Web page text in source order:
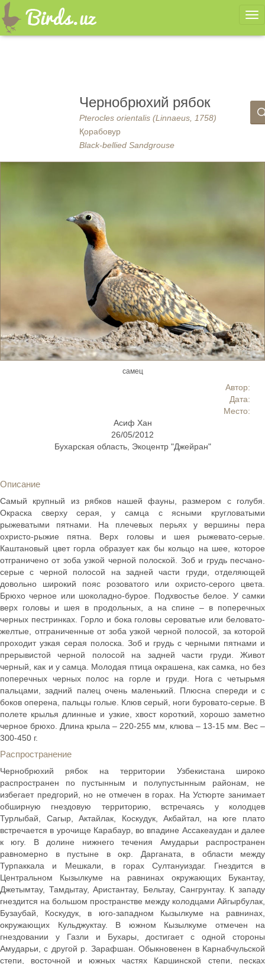
Чернобрюхий рябок
Pterocles orientalis (Linnaeus, 1758)
Қорабовур
Black-bellied Sandgrouse
Автор:
Дата:
Место:
Асиф Хан
26/05/2012
Бухарская область, Экоцентр "Джейран"
самец
Описание
Самый крупный из рябков нашей фауны, размером с голубя.
Окраска сверху серая, у самца с ясными кругловатыми
рыжеватыми пятнами. На плечевых перьях у вершины пера
охристо-рыжие пятна. Верх головы и шея рыжевато-серые.
Каштановый цвет горла образует как бы кольцо на шее, которое
отграничено от зоба узкой черной полоской. Зоб и грудь песчано-
серые с черной полосой на задней части груди, отделяющей
довольно широкий пояс розоватого или охристо-серого цвета.
Брюхо черное или шоколадно-бурое. Подхвостье белое. У самки
верх головы и шея в продольных, а на спине – в поперечных
черных пестринках. Горло и бока головы сероватые или беловато-
желтые, отграниченные от зоба узкой черной полосой, за которой
проходит узкая серая полоска. Зоб и грудь с черными пятнами и
прерывистой черной полосой на задней части груди. Живот
черный, как и у самца. Молодая птица окрашена, как самка, но без
поперечных черных полос на горле и груди. Нога с четырьмя
пальцами, задний палец очень маленький. Плюсна спереди и с
боков оперена, пальцы голые. Клюв серый, ноги буровато-серые. В
полете крылья длинные и узкие, хвост короткий, хорошо заметно
черное брюхо. Длина крыла – 220-255 мм, клюва – 13-15 мм. Вес –
300-450 г.
Распространение
Чернобрюхий рябок на территории Узбекистана широко
распространен по пустынным и полупустынным районам, не
избегает предгорий, но не отмечен в горах. На Устюрте занимает
обширную гнездовую территорию, встречаясь у колодцев
Турлыбай, Сагыр, Актайлак, Коскудук, Акбайтал, на юге плато
встречается в урочище Карабаур, во впадине Ассакеаудан и далее
к югу. В долине нижнего течения Амударьи распространен
равномерно в пустыне в окр. Дарганата, в области между
Турпаккала и Мешкали, в горах Султануиздаг. Гнездится в
Центральном Кызылкуме на равнинах окружающих Букантау,
Джетымтау, Тамдытау, Аристантау, Бельтау, Сангрунтау. К западу
гнездится на большом пространстве между колодцами Айгырбулак,
Бузаубай, Коскудук, в юго-западном Кызылкуме на равнинах,
окружающих Кульджуктау. В южном Кызылкуме отмечен на
гнездовании у Газли и Бухары, достигает с одной стороны
Амударьи, с другой р. Зарафшан. Обыкновенен в Карнабчульской
степи, восточной и южных частях Каршинской степи, песках